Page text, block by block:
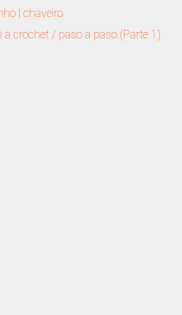
| chaveiro
crochet / paso a paso (Parte 1)